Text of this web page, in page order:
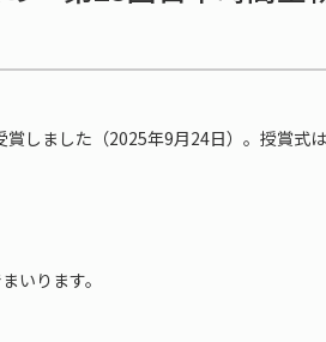
しました（2025年9月24日）。授賞式
いります。